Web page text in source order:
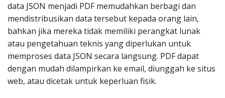
data JSON menjadi PDF memudahkan berbagi dan
mendistribusikan data tersebut kepada orang lain,
bahkan jika mereka tidak memiliki perangkat lunak
atau pengetahuan teknis yang diperlukan untuk
memproses data JSON secara langsung. PDF dapat
dengan mudah dilampirkan ke email, diunggah ke situs
web, atau dicetak untuk keperluan fisik.